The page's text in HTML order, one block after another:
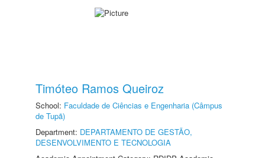
Timóteo Ramos Queiroz
School: Faculdade de Ciências e Engenharia (Câmpus
de Tupã)
Department: DEPARTAMENTO DE GESTÃO,
DESENVOLVIMENTO E TECNOLOGIA